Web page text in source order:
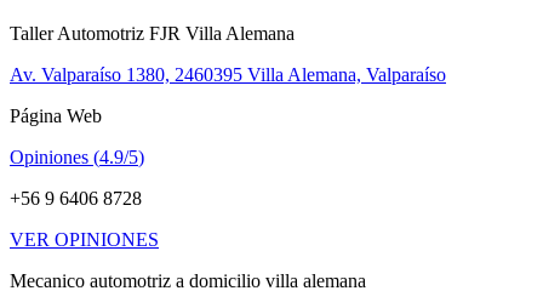
Taller Automotriz FJR Villa Alemana
Av. Valparaíso 1380, 2460395 Villa Alemana, Valparaíso
Página Web
Opiniones (4.9/5)
+56 9 6406 8728
VER OPINIONES
Mecanico automotriz a domicilio villa alemana